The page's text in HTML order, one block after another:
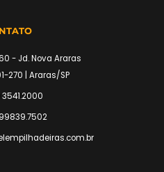
- Jd. Nova Araras
270 | Araras/SP
3541.2000